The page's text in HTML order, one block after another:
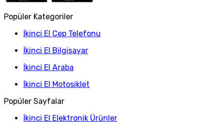
Popüler Kategoriler
İkinci El Cep Telefonu
İkinci El Bilgisayar
İkinci El Araba
İkinci El Motosiklet
Popüler Sayfalar
İkinci El Elektronik Ürünler